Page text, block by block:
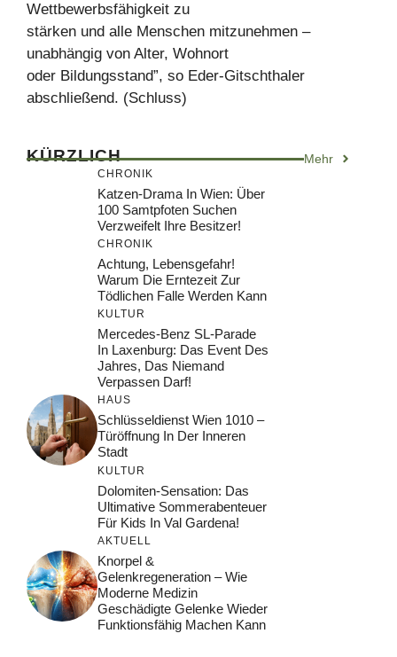
Wettbewerbsfähigkeit zu
stärken und alle Menschen mitzunehmen –
unabhängig von Alter, Wohnort
oder Bildungsstand”, so Eder-Gitschthaler
abschließend. (Schluss)
KÜRZLICH Mehr
CHRONIK
Katzen-Drama In Wien: Über
100 Samtpfoten Suchen
Verzweifelt Ihre Besitzer!
CHRONIK
Achtung, Lebensgefahr!
Warum Die Erntezeit Zur
Tödlichen Falle Werden Kann
KULTUR
Mercedes-Benz SL-Parade
In Laxenburg: Das Event Des
Jahres, Das Niemand
Verpassen Darf!
HAUS
Schlüsseldienst Wien 1010 –
Türöffnung In Der Inneren
Stadt
KULTUR
Dolomiten-Sensation: Das
Ultimative Sommerabenteuer
Für Kids In Val Gardena!
AKTUELL
Knorpel &
Gelenkregeneration – Wie
Moderne Medizin
Geschädigte Gelenke Wieder
Funktionsfähig Machen Kann